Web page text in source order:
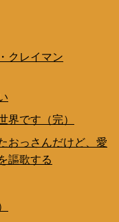
クレイマン
界です（完）
おっさんだけど、愛
謳歌する